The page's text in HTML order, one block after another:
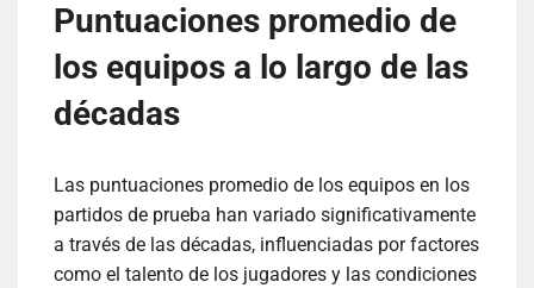
Puntuaciones promedio de
los equipos a lo largo de las
décadas
Las puntuaciones promedio de los equipos en los
partidos de prueba han variado significativamente
a través de las décadas, influenciadas por factores
como el talento de los jugadores y las condiciones